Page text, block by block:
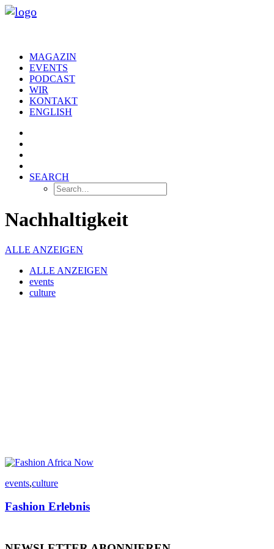
MAGAZIN
EVENTS
PODCAST
WIR
KONTAKT
ENGLISH
SEARCH
Nachhaltigkeit
ALLE ANZEIGEN
ALLE ANZEIGEN
events
culture
events,culture
Fashion Erlebnis